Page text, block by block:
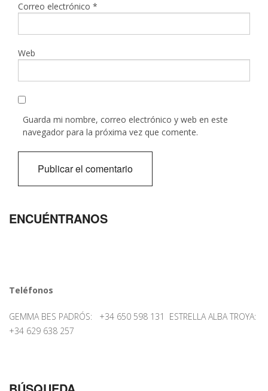
Correo electrónico *
Web
Guarda mi nombre, correo electrónico y web en este
navegador para la próxima vez que comente.
ENCUÉNTRANOS
Teléfonos
GEMMA BES PADRÓS: +34 650 598 131 ESTRELLA ALBA TROYA:
+34 629 638 257